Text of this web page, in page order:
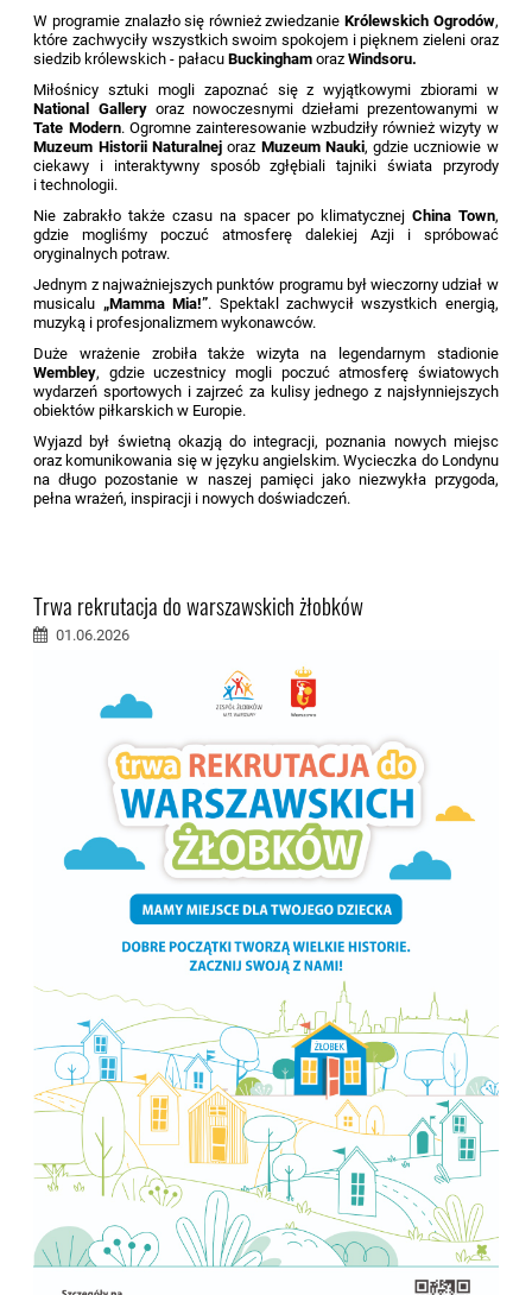
W programie znalazło się również zwiedzanieKrólewskich Ogrodów,
które zachwyciły wszystkich swoim spokojem i pięknem zieleni oraz
siedzib królewskich - pałacu BuckinghamorazWindsoru.
Miłośnicy sztuki mogli zapoznać się z wyjątkowymi zbiorami w
National Galleryoraz nowoczesnymi dziełami prezentowanymi w
Tate Modern. Ogromne zainteresowanie wzbudziły również wizyty w
Muzeum Historii Naturalnejoraz Muzeum Nauki, gdzie uczniowie w
ciekawy i interaktywny sposób zgłębiali tajniki świata przyrody
i technologii.
Nie zabrakło także czasu na spacer po klimatycznej China Town,
gdzie mogliśmy poczuć atmosferę dalekiej Azji i spróbować
oryginalnych potraw.
Jednym z najważniejszych punktów programu był wieczorny udział w
musicalu „Mamma Mia!”. Spektakl zachwycił wszystkich energią,
muzyką i profesjonalizmem wykonawców.
Duże wrażenie zrobiła także wizyta na legendarnym stadionie
Wembley, gdzie uczestnicy mogli poczuć atmosferę światowych
wydarzeń sportowych i zajrzeć za kulisy jednego z najsłynniejszych
obiektów piłkarskich w Europie.
Wyjazd był świetną okazją do integracji, poznania nowych miejsc
oraz komunikowania się w języku angielskim. Wycieczka do Londynu
na długo pozostanie w naszej pamięci jako niezwykła przygoda,
pełna wrażeń, inspiracji i nowych doświadczeń.
Trwa rekrutacja do warszawskich żłobków
01.06.2026